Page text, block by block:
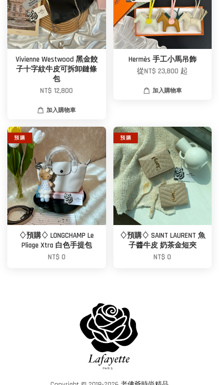
Vivienne Westwood 黑金餃
子十字紋牛皮可拆卸鏈條
包
NT$ 12,800
加入購物車
Hermès 手工小馬吊飾
從NT$ 23,800 起
加入購物車
預 購
♢預購♢ LONGCHAMP Le
Pliage Xtra 白色手提包
NT$ 0
預 購
♢預購♢ SAINT LAURENT 魚
子醬牛皮 奶茶金短夾
NT$ 0